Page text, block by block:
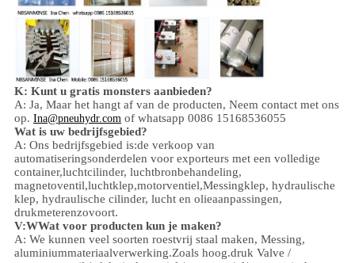
K: Kunt u gratis monsters aanbieden?
A: Ja, Maar het hangt af van de producten, Neem contact met ons
op. Ina@pneuhydr.com of whatsapp 0086 15168536055
Wat is uw bedrijfsgebied?
A: Ons bedrijfsgebied is:de verkoop van
automatiseringsonderdelen voor exporteurs met een volledige
container,luchtcilinder, luchtbronbehandeling,
magnetoventil,luchtklep,motorventiel,Messingklep, hydraulische
klep, hydraulische cilinder, lucht en olieaanpassingen,
drukmeterenzovoort.
V:WWat voor producten kun je maken?
A: We kunnen veel soorten roestvrij staal maken, Messing,
aluminiummateriaalverwerking.Zoals hoog.druk Valve /